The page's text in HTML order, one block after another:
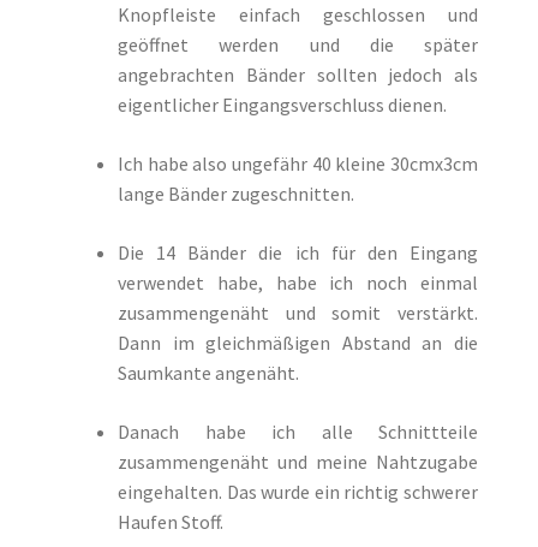
Knopfleiste einfach geschlossen und
geöffnet werden und die später
angebrachten Bänder sollten jedoch als
eigentlicher Eingangsverschluss dienen.
Ich habe also ungefähr 40 kleine 30cmx3cm
lange Bänder zugeschnitten.
Die 14 Bänder die ich für den Eingang
verwendet habe, habe ich noch einmal
zusammengenäht und somit verstärkt.
Dann im gleichmäßigen Abstand an die
Saumkante angenäht.
Danach habe ich alle Schnittteile
zusammengenäht und meine Nahtzugabe
eingehalten. Das wurde ein richtig schwerer
Haufen Stoff.